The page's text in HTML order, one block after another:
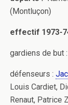
(Montluçon)
effectif 1973-
gardiens de but
défenseurs :
Louis Cardiet,
Renaut, Patrice